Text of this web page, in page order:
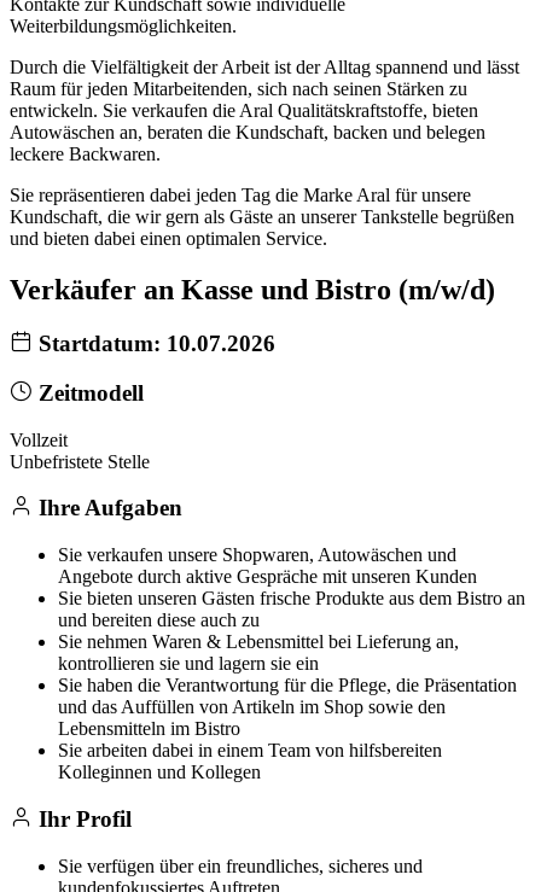
Kontakte zur Kundschaft sowie individuelle
Weiterbildungsmöglichkeiten.
Durch die Vielfältigkeit der Arbeit ist der Alltag spannend und lässt
Raum für jeden Mitarbeitenden, sich nach seinen Stärken zu
entwickeln. Sie verkaufen die Aral Qualitätskraftstoffe, bieten
Autowäschen an, beraten die Kundschaft, backen und belegen
leckere Backwaren.
Sie repräsentieren dabei jeden Tag die Marke Aral für unsere
Kundschaft, die wir gern als Gäste an unserer Tankstelle begrüßen
und bieten dabei einen optimalen Service.
Verkäufer an Kasse und Bistro (m/w/d)
Startdatum: 10.07.2026
Zeitmodell
Vollzeit
Unbefristete Stelle
Ihre Aufgaben
Sie verkaufen unsere Shopwaren, Autowäschen und
Angebote durch aktive Gespräche mit unseren Kunden
Sie bieten unseren Gästen frische Produkte aus dem Bistro an
und bereiten diese auch zu
Sie nehmen Waren & Lebensmittel bei Lieferung an,
kontrollieren sie und lagern sie ein
Sie haben die Verantwortung für die Pflege, die Präsentation
und das Auffüllen von Artikeln im Shop sowie den
Lebensmitteln im Bistro
Sie arbeiten dabei in einem Team von hilfsbereiten
Kolleginnen und Kollegen
Ihr Profil
Sie verfügen über ein freundliches, sicheres und
kundenfokussiertes Auftreten